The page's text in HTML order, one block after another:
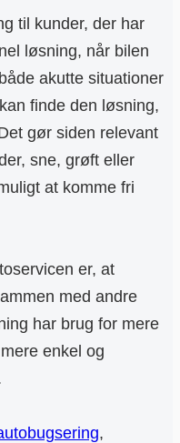
til kunder, der har
løsning, når bilen
akutte situationer
finde den løsning,
gør siden relevant
sne, grøft eller
at komme fri
er, at
med andre
har brug for mere
enkel og
,